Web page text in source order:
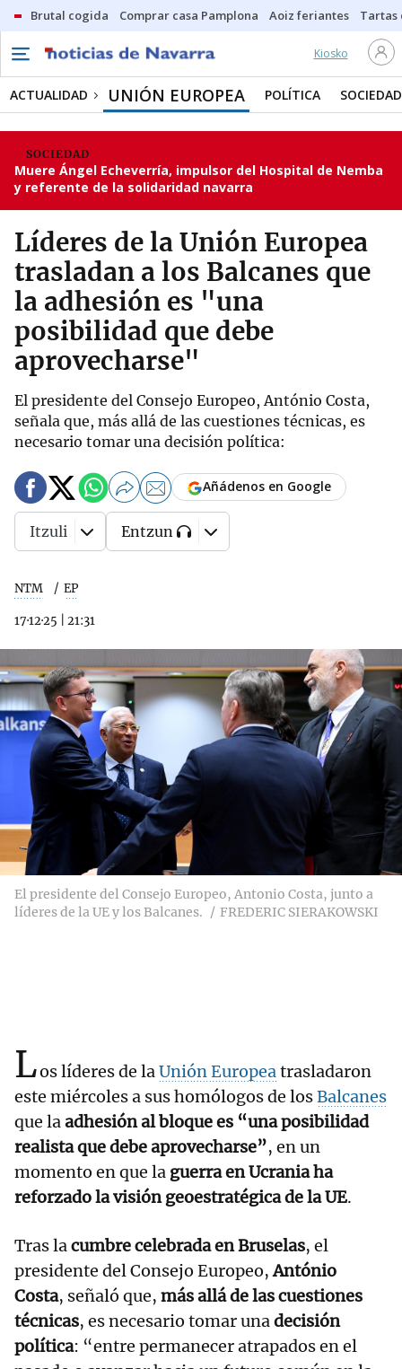
Brutal cogida Comprar casa Pamplona Aoiz feriantes Tartas
Kiosko
ACTUALIDAD UNIÓN EUROPEA POLÍTICA SOCIEDAD
SOCIEDAD
Muere Ángel Echeverría, impulsor del Hospital de Nemba
y referente de la solidaridad navarra
Líderes de la Unión Europea
trasladan a los Balcanes que
la adhesión es "una
posibilidad que debe
aprovecharse"
El presidente del Consejo Europeo, António Costa,
señala que, más allá de las cuestiones técnicas, es
necesario tomar una decisión política:
NTM EP
17·12·25 21:31
Añádenos en Google
Itzuli Entzun
El presidente del Consejo Europeo, Antonio Costa, junto a
líderes de la UE y los Balcanes.
FREDERIC SIERAKOWSKI
Los líderes de laUnión Europeatrasladaron
este miércoles a sus homólogos de losBalcanes
que laadhesión al bloque es “una posibilidad
realista que debe aprovecharse”, en un
momento en que la guerra en Ucrania ha
reforzado la visión geoestratégica de la UE.
Tras lacumbre celebrada en Bruselas, el
presidente del Consejo Europeo,António
Costa, señaló que, más allá de las cuestiones
técnicas, es necesario tomar unadecisión
política: “entre permanecer atrapados en el